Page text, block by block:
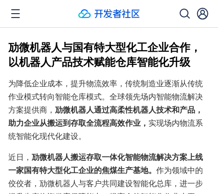
劢微机器人与国有特大型化工企业合作，
以机器人产品技术赋能仓库智能化升级
为降低企业成本，提升物流效率，传统制造业逐渐从传统
作业模式转向智能仓库模式。全球领先场内智能物流解决
方案提供商， 劢微机器人通过高柔性机器人技术和产品，
助力企业从搬运到存取全流程高效作业， 实现场内物流系
统智能化现代化建设。
近日， 劢微机器人搬运存取一体化智能物流解决方案上线
一家国有特大型化工企业的焦煤生产基地。 作为领域中的
佼佼者，劢微机器人与客户共同建设智能化总库，进一步